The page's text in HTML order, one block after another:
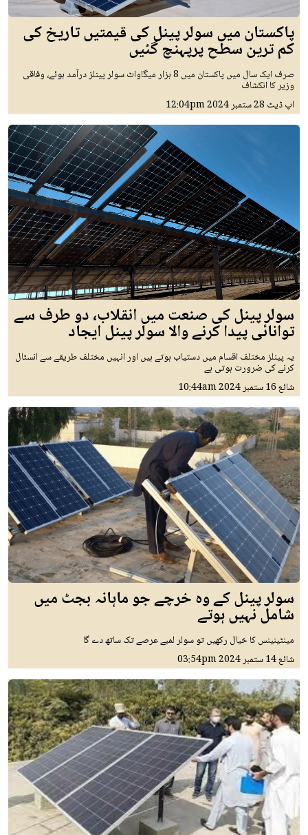
پاکستان میں سولر پینل کی قیمتیں تاریخ کی
کم ترین سطح پرپہنچ گئیں
صرف ایک سال میں پاکستان میں 8 ہزار میگاواٹ سولر پینلز درآمد ہوئے، وفاقی
وزیر کا انکشاف
اپ ڈیٹ 28 ستمبر 2024 12:04pm
سولر پینل کی صنعت میں انقلاب، دو طرف سے
توانائی پیدا کرنے والا سولر پینل ایجاد
یہ پینلز مختلف اقسام میں دستیاب ہوتے ہیں اور انہیں مختلف طریقے سے انسٹال
کرنے کی ضرورت ہوتی ہے
شائع16 ستمبر 2024 10:44am
سولر پینل کے وہ خرچے جو ماہانہ بجٹ میں
شامل نہیں ہوتے
مینٹینینس کا خیال رکھیں تو سولر لمبے عرصے تک ساتھ دے گا
شائع14 ستمبر 2024 03:54pm